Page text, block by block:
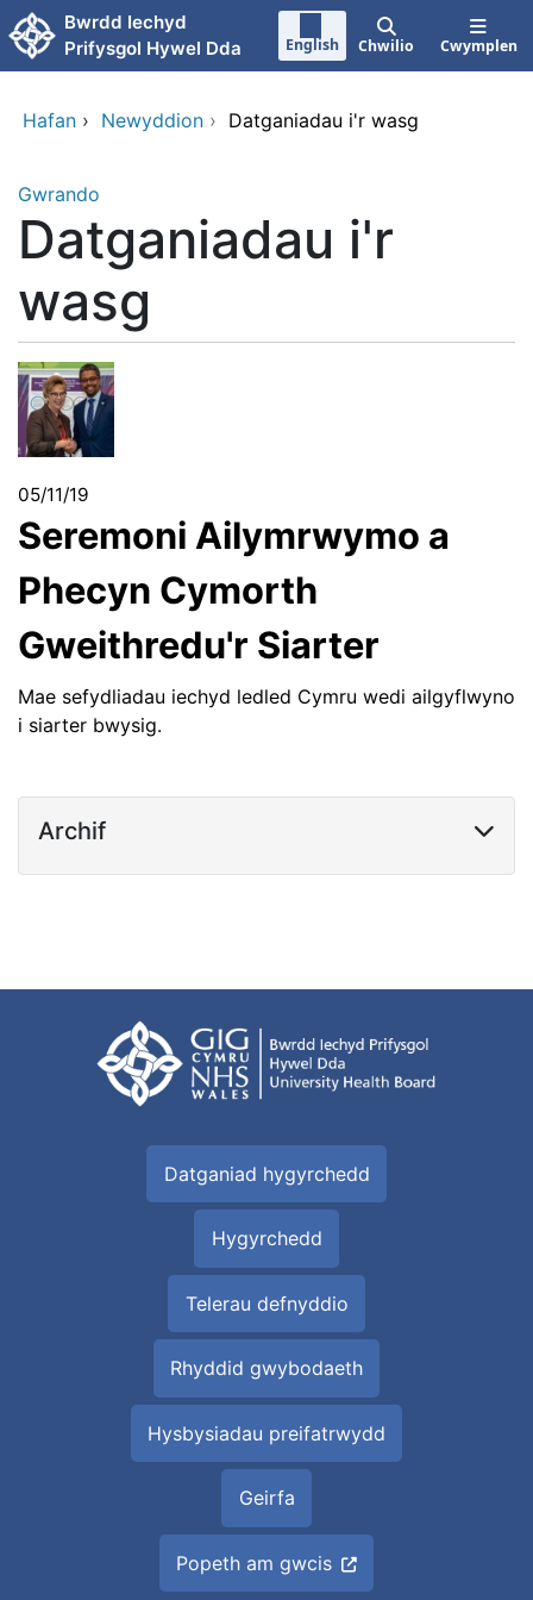
Neidio i'r prif gynnwy
Bwrdd Iechyd
Prifysgol Hywel Dda
English Chwilio Cwymplen
Hafan › Newyddion › Datganiadau i'r wasg
Gwrando
Datganiadau i'r
wasg
05/11/19
Seremoni Ailymrwymo a
Phecyn Cymorth
Gweithredu'r Siarter
Mae sefydliadau iechyd ledled Cymru wedi ailgyflwyno
i siarter bwysig.
Archif
Datganiad hygyrchedd
Hygyrchedd
Telerau defnyddio
Rhyddid gwybodaeth
Hysbysiadau preifatrwydd
Geirfa
Popeth am gwcis